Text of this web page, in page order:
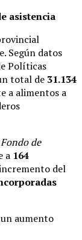
asistencia
Según datos
Políticas
total de 31.134
a alimentos a
Fondo de
a 164
del
aumento